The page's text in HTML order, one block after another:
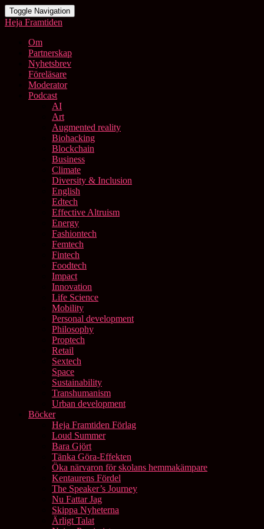
Toggle Navigation
Heja Framtiden
Om
Partnerskap
Nyhetsbrev
Föreläsare
Moderator
Podcast
AI
Art
Augmented reality
Biohacking
Blockchain
Business
Climate
Diversity & Inclusion
English
Edtech
Effective Altruism
Energy
Fashiontech
Femtech
Fintech
Foodtech
Impact
Innovation
Life Science
Mobility
Personal development
Philosophy
Proptech
Retail
Sextech
Space
Sustainability
Transhumanism
Urban development
Böcker
Heja Framtiden Förlag
Loud Summer
Bara Gjört
Tänka Göra-Effekten
Öka närvaron för skolans hemmakämpare
Kentaurens Fördel
The Speaker’s Journey
Nu Fattar Jag
Skippa Nyheterna
Ärligt Talat